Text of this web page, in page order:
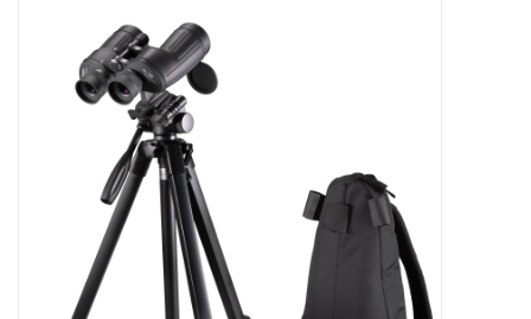
Urania / Eclipsbrillen
Globes / Gadgets
Weerstations